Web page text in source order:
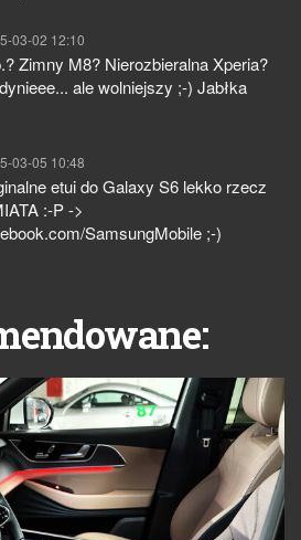
03-02 12:10
Zimny M8? Nierozbieralna Xperia?
ale wolniejszy ;-) Jabłka
03-05 10:48
etui do Galaxy S6 lekko rzecz
:-P ->
SamsungMobile ;-)